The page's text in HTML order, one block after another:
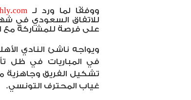
ووفقًا لما ورد لـ
للاتفاق السعودي في
على فرصة للمشاركة مع
ويواجه ناشئ النادي
في المباريات في ظل
تشكيل الفريق
غياب المحترف التونسي.